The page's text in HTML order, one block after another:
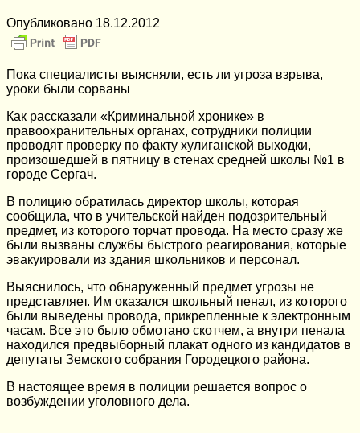
Опубликовано 18.12.2012
Пока специалисты выясняли, есть ли угроза взрыва,
уроки были сорваны
Как рассказали «Криминальной хронике» в
правоохранительных органах, сотрудники полиции
проводят проверку по факту хулиганской выходки,
произошедшей в пятницу в стенах средней школы №1 в
городе Сергач.
В полицию обратилась директор школы, которая
сообщила, что в учительской найден подозрительный
предмет, из которого торчат провода. На место сразу же
были вызваны службы быстрого реагирования, которые
эвакуировали из здания школьников и персонал.
Выяснилось, что обнаруженный предмет угрозы не
представляет. Им оказался школьный пенал, из которого
были выведены провода, прикрепленные к электронным
часам. Все это было обмотано скотчем, а внутри пенала
находился предвыборный плакат одного из кандидатов в
депутаты Земского собрания Городецкого района.
В настоящее время в полиции решается вопрос о
возбуждении уголовного дела.